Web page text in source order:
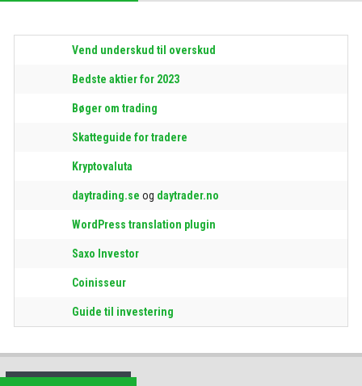
Vend underskud til overskud
Bedste aktier for 2023
Bøger om trading
Skatteguide for tradere
Kryptovaluta
daytrading.se og daytrader.no
WordPress translation plugin
Saxo Investor
Coinisseur
Guide til investering